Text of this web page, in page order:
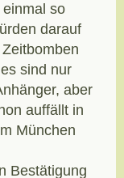
so
darauf
sind nur
aber
auffällt in
München
Bestätigung